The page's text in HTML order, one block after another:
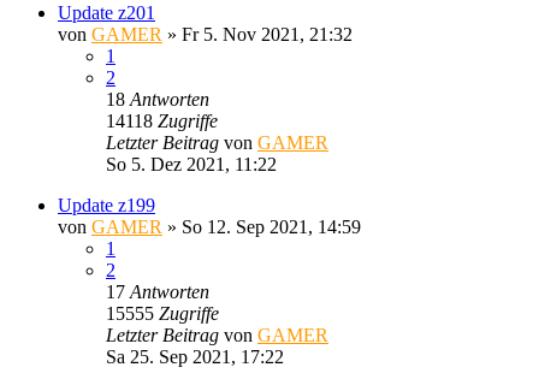
Update z201
von GAMER » Fr 5. Nov 2021, 21:32
1
2
18 Antworten
14118 Zugriffe
Letzter Beitrag von GAMER
So 5. Dez 2021, 11:22
Update z199
von GAMER » So 12. Sep 2021, 14:59
1
2
17 Antworten
15555 Zugriffe
Letzter Beitrag von GAMER
Sa 25. Sep 2021, 17:22